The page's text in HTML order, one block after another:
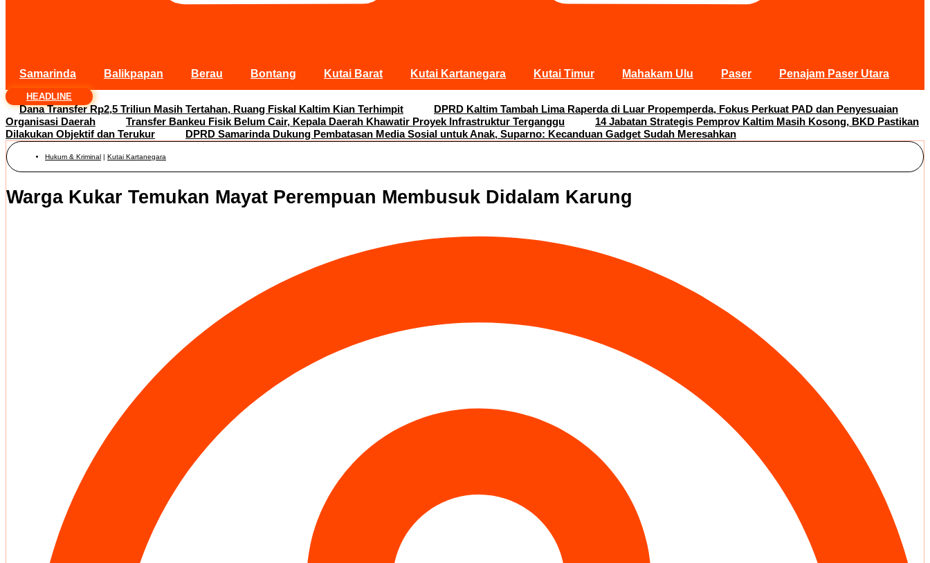
Samarinda Balikpapan Berau Bontang Kutai Barat Kutai Kartanegara Kutai Timur Mahakam Ulu Paser Penajam Paser Utara
HEADLINE
Dana Transfer Rp2,5 Triliun Masih Tertahan, Ruang Fiskal Kaltim Kian Terhimpit
DPRD Kaltim Tambah Lima Raperda di Luar Propemperda, Fokus Perkuat PAD dan Penyesuaian
Organisasi Daerah
Transfer Bankeu Fisik Belum Cair, Kepala Daerah Khawatir Proyek Infrastruktur Terganggu
14 Jabatan Strategis Pemprov Kaltim Masih Kosong, BKD Pastikan
Dilakukan Objektif dan Terukur
DPRD Samarinda Dukung Pembatasan Media Sosial untuk Anak, Suparno: Kecanduan Gadget Sudah Meresahkan
Hukum & Kriminal | Kutai Kartanegara
Warga Kukar Temukan Mayat Perempuan Membusuk Didalam Karung